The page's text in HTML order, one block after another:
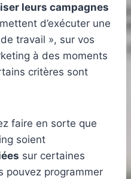
leurs campagnes
d’exécuter une
travail », sur vos
à des moments
critères sont
faire en sorte que
soient
sur certaines
pouvez programmer